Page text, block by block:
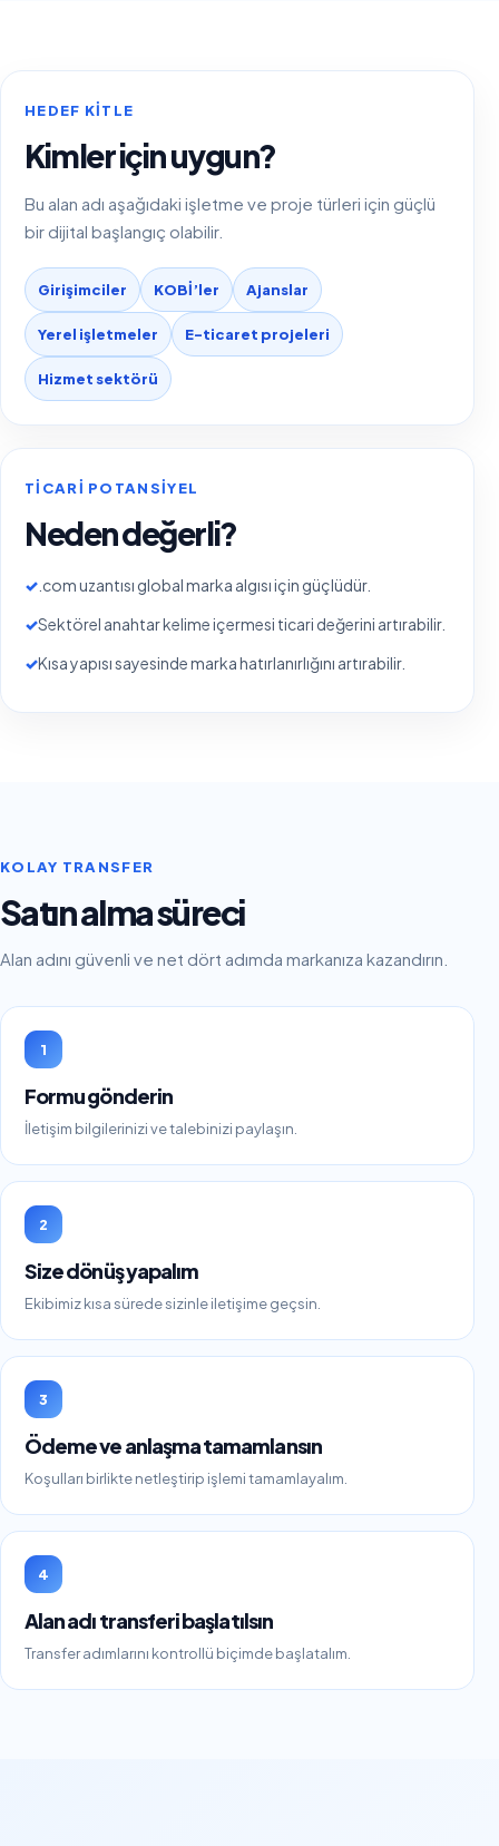
HEDEF KITLE
Kimler için uygun?
Bu alan adı aşağıdaki işletme ve proje türleri için güçlü
bir dijital başlangıç olabilir.
Girişimciler KOBİ’ler Ajanslar
Yerel işletmeler E-ticaret projeleri
Hizmet sektörü
TICARI POTANSIYEL
Neden değerli?
✓ .com uzantısı global marka algısı için güçlüdür.
✓Sektörel anahtar kelime içermesi ticari değerini artırabilir.
✓Kısa yapısı sayesinde marka hatırlanırlığını artırabilir.
KOLAY TRANSFER
Satın alma süreci
Alan adını güvenli ve net dört adımda markanıza kazandırın.
1
Formu gönderin
İletişim bilgilerinizi ve talebinizi paylaşın.
2
Size dönüş yapalım
Ekibimiz kısa sürede sizinle iletişime geçsin.
3
Ödeme ve anlaşma tamamlansın
Koşulları birlikte netleştirip işlemi tamamlayalım.
4
Alan adı transferi başlatılsın
Transfer adımlarını kontrollü biçimde başlatalım.